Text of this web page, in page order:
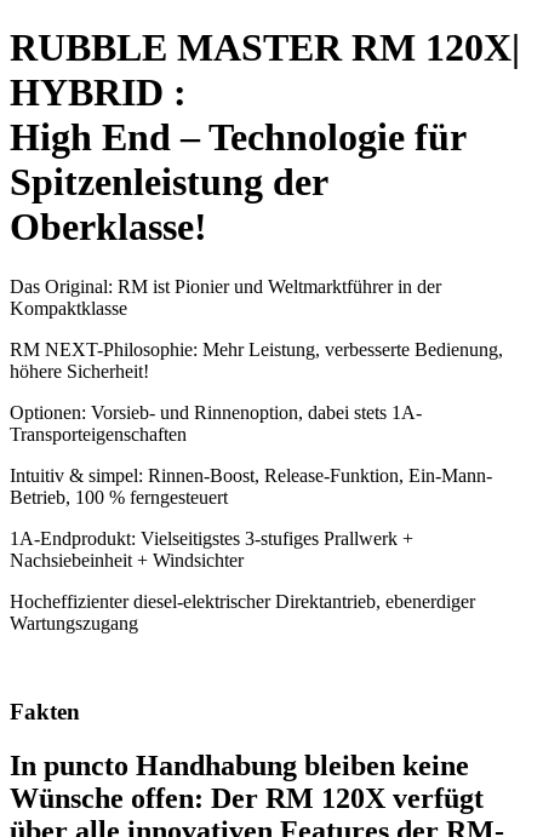
RUBBLE MASTER RM 120X|
HYBRID :
High End – Technologie für
Spitzenleistung der
Oberklasse!
Das Original: RM ist Pionier und Weltmarktführer in der
Kompaktklasse
RM NEXT-Philosophie: Mehr Leistung, verbesserte Bedienung,
höhere Sicherheit!
Optionen: Vorsieb- und Rinnenoption, dabei stets 1A-
Transporteigenschaften
Intuitiv & simpel: Rinnen-Boost, Release-Funktion, Ein-Mann-
Betrieb, 100 % ferngesteuert
1A-Endprodukt: Vielseitigstes 3-stufiges Prallwerk +
Nachsiebeinheit + Windsichter
Hocheffizienter diesel-elektrischer Direktantrieb, ebenerdiger
Wartungszugang
Fakten
In puncto Handhabung bleiben keine
Wünsche offen: Der RM 120X verfügt
über alle innovativen Features der RM-